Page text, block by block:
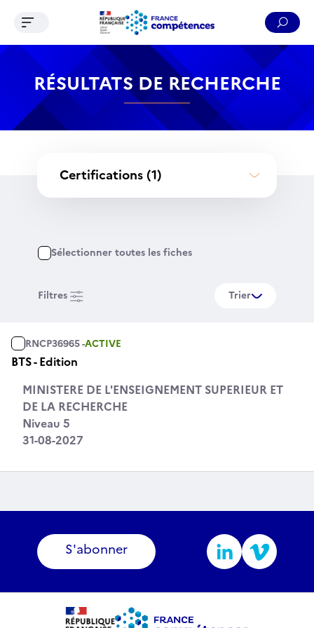
Contenu Recherche Menu Pied de page
Ouvrir le menu de navigation
RÉSULTATS DE RECHERCHE
Certifications (1)
Sélectionner toutes les fiches
Filtres Trier
RNCP36965 -ACTIVE
BTS - Edition
MINISTERE DE L'ENSEIGNEMENT SUPERIEUR ET
DE LA RECHERCHE
Niveau 5
31-08-2027
S'abonner